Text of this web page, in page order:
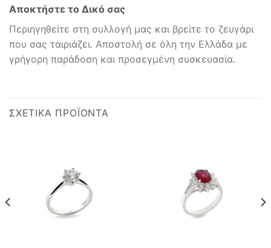
Αποκτήστε το Δικό σας
Περιηγηθείτε στη συλλογή μας και βρείτε το ζευγάρι
που σας ταιριάζει. Αποστολή σε όλη την Ελλάδα με
γρήγορη παράδοση και προσεγμένη συσκευασία.
ΣΧΕΤΙΚΆ ΠΡΟΪΌΝΤΑ